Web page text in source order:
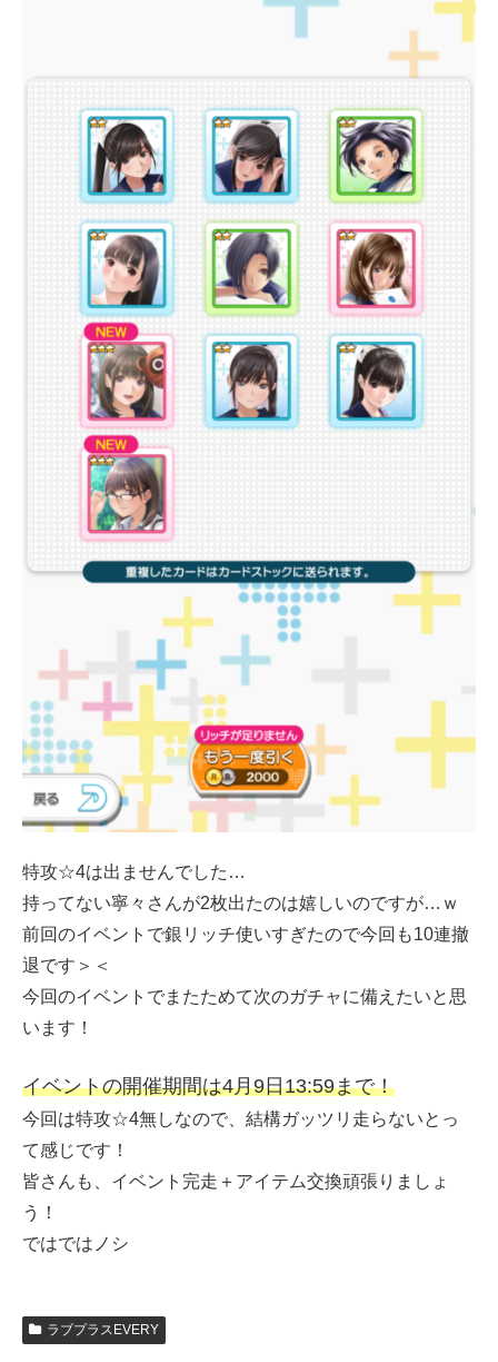
特攻☆4は出ませんでした…
持ってない寧々さんが2枚出たのは嬉しいのですが…ｗ
前回のイベントで銀リッチ使いすぎたので今回も10連撤
退です＞＜
今回のイベントでまたためて次のガチャに備えたいと思
います！
イベントの開催期間は4月9日13:59まで！
今回は特攻☆4無しなので、結構ガッツリ走らないとっ
て感じです！
皆さんも、イベント完走＋アイテム交換頑張りましょ
う！
ではではノシ
ラブプラスEVERY